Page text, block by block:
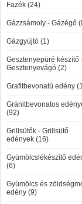
Fazék (24)
Gázzsámoly - Gázégő
Gázgyújtó (1)
Gesztenyepüré készítő
Gesztenyevágó (2)
Grafitbevonatú edény
Gránitbevonatos
(92)
Grillsütők - Grillsütő
edények (16)
Gyümölcslékészítő
(6)
Gyümölcs és
edény (9)